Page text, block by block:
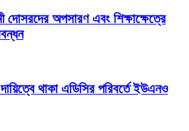
অপসারণ এবং শিক্ষাক্ষেত্রে
থাকা এডিসির পরিবর্তে ইউএনও